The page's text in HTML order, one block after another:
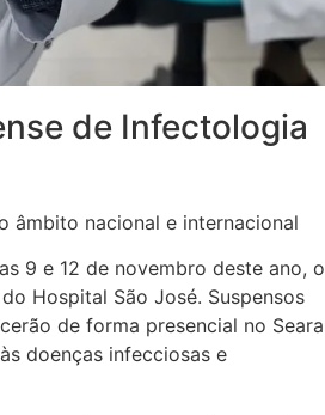
de Infectologia
âmbito nacional e internacional
9 e 12 de novembro deste ano, o
Hospital São José. Suspensos
de forma presencial no Seara
doenças infecciosas e